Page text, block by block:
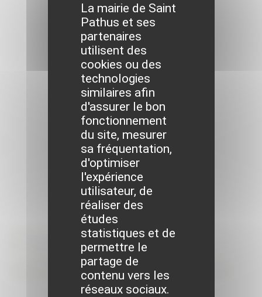
Formalités
administratives
La mairie de Saint
Pathus et ses
partenaires
utilisent des
cookies ou des
technologies
similaires afin
d'assurer le bon
fonctionnement
du site, mesurer
sa fréquentation,
d'optimiser
l'expérience
utilisateur, de
réaliser des
études
statistiques et de
permettre le
partage de
contenu vers les
réseaux sociaux.